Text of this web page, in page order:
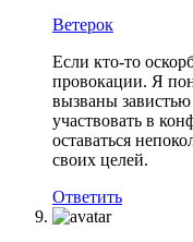
Ветерок
Если кто-то
провокации. Я
вызваны
участвовать в
оставаться
своих целей.
Ответить